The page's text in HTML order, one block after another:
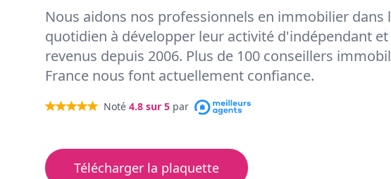
Nous aidons nos professionnels en immobilier dans
quotidien à développer leur activité d'indépendant
revenus depuis 2006. Plus de 100 conseillers
France nous font actuellement confiance.
Noté 4.8 sur 5 par
Télécharger la plaquette